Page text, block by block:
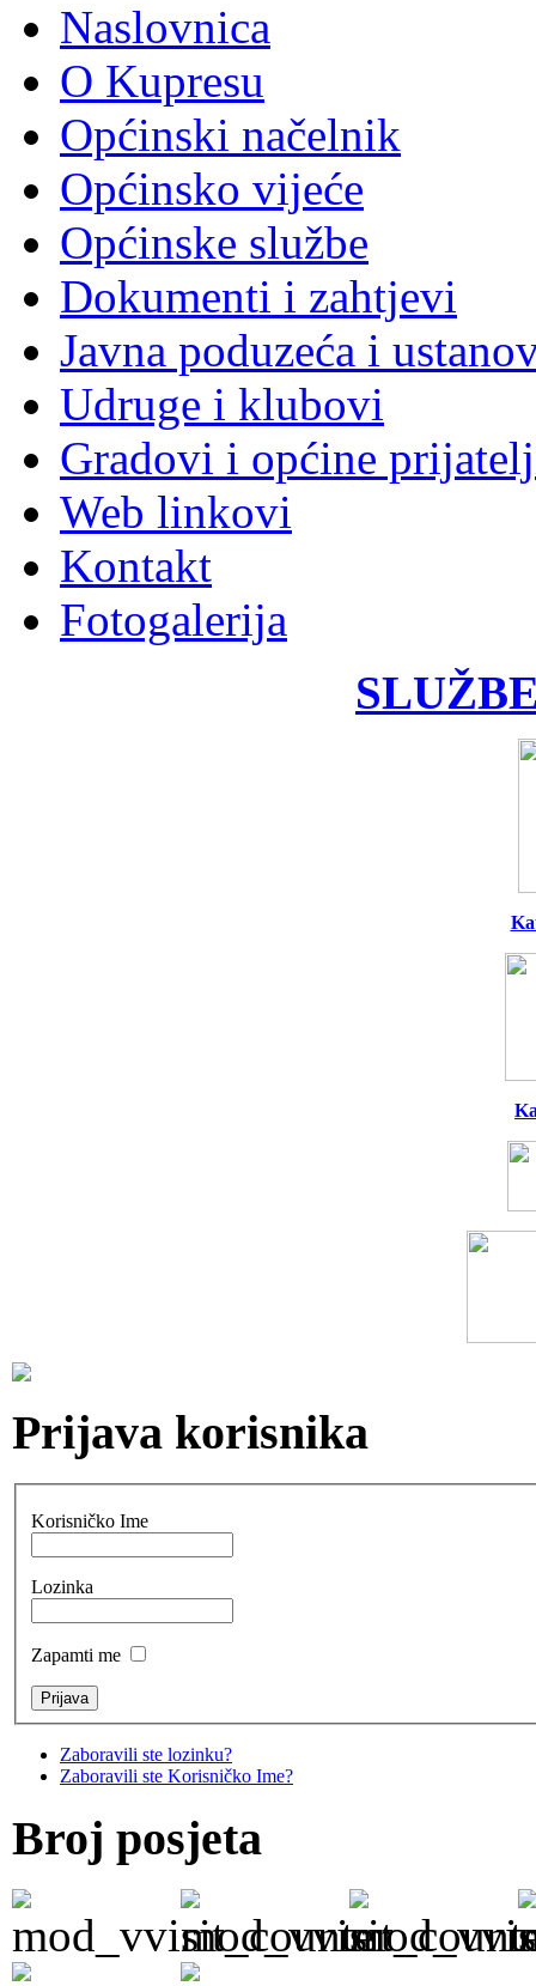
Naslovnica
O Kupresu
Općinski načelnik
Općinsko vijeće
Općinske službe
Dokumenti i zahtjevi
Javna poduzeća i
Udruge i klubovi
Gradovi i općine
Web linkovi
Kontakt
Fotogalerija
Prijava korisnika
Korisničko Ime
Lozinka
Zapamti me
Zaboravili ste lozinku?
Zaboravili ste Korisničko Ime?
Broj posjeta